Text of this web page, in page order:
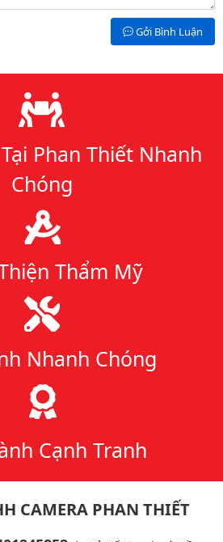
Gởi Bình Luận
tôi
Phan Thiết Nhanh
Chóng
Thẩm Mỹ
Nhanh Chóng
Cạnh Tranh
CAMERA PHAN THIẾT